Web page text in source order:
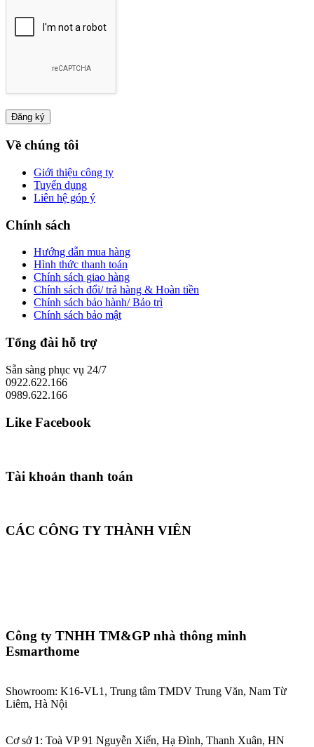
Về chúng tôi
Giới thiệu công ty
Tuyển dụng
Liên hệ góp ý
Chính sách
Hướng dẫn mua hàng
Hình thức thanh toán
Chính sách giao hàng
Chính sách đổi/ trả hàng & Hoàn tiền
Chính sách bảo hành/ Bảo trì
Chính sách bảo mật
Tổng đài hỗ trợ
Sẵn sàng phục vụ 24/7
0922.622.166
0989.622.166
Like Facebook
Tài khoản thanh toán
CÁC CÔNG TY THÀNH VIÊN
Công ty TNHH TM&GP nhà thông minh
Esmarthome
Showroom: K16-VL1, Trung tâm TMDV Trung Văn, Nam Từ
Liêm, Hà Nội
Cơ sở 1: Toà VP 91 Nguyễn Xiển, Hạ Đình, Thanh Xuân, HN